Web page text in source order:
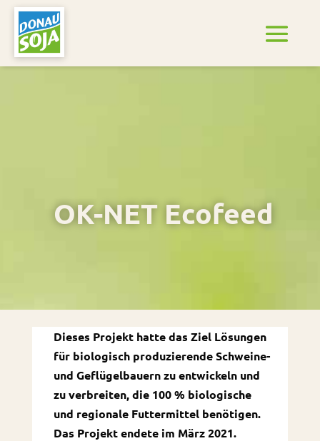
OK-NET Ecofeed
Dieses Projekt hatte das Ziel Lösungen
für biologisch produzierende Schweine-
und Geflügelbauern zu entwickeln und
zu verbreiten, die 100 % biologische
und regionale Futtermittel benötigen.
Das Projekt endete im März 2021.